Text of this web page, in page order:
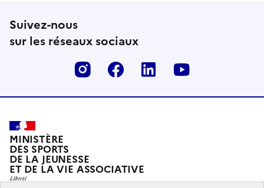
Suivez-nous
sur les réseaux sociaux
InstagramFacebookLinkedin
MINISTÈRE
DES SPORTS
DE LA JEUNESSE
ET DE LA VIE ASSOCIATIVE